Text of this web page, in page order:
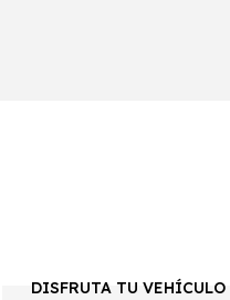
DISFRUTA TU VEHÍCULO